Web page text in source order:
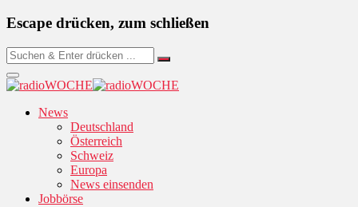
Escape drücken, zum schließen
News
Deutschland
Österreich
Schweiz
Europa
News einsenden
Jobbörse